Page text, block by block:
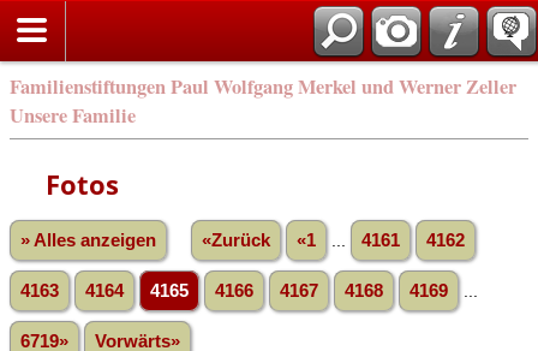
Familienstiftungen Paul Wolfgang Merkel und Werner Zeller
Unsere Familie
Fotos
» Alles anzeigen «Zurück «1 4161 4162
4163 4164 4165 4166 4167 4168 4169
6719» Vorwärts»